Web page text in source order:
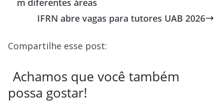
s
m diferentes áreas
IFRN abre vagas para tutores UAB 2026
Compartilhe esse post:
Achamos que você também
possa gostar!